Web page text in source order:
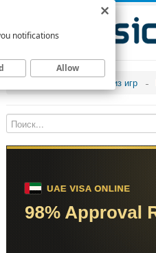
Музыка из игр
notifications
Allow